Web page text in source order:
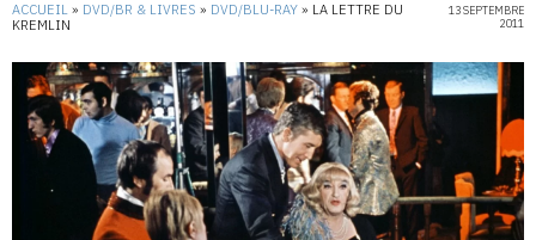
ACCUEIL » DVD/BR & LIVRES » DVD/BLU-RAY » LA LETTRE DU
KREMLIN
13 SEPTEMBRE
2011